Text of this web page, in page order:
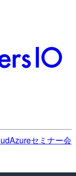
Azureセミナー会